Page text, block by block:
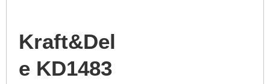
Kraft&Del
e KD1483